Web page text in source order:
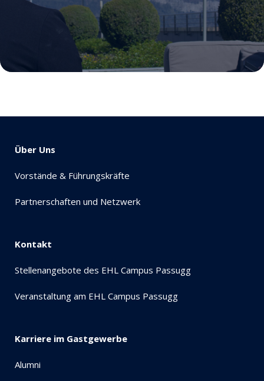
Über Uns
Vorstände & Führungskräfte
Partnerschaften und Netzwerk
Kontakt
Stellenangebote des EHL Campus Passugg
Veranstaltung am EHL Campus Passugg
Karriere im Gastgewerbe
Alumni